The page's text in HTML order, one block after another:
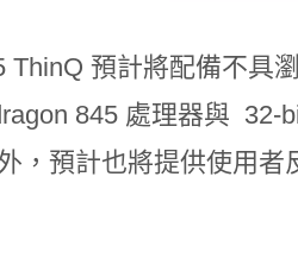
預計將配備不具
845 處理器與 32-
，預計也將提供使用者